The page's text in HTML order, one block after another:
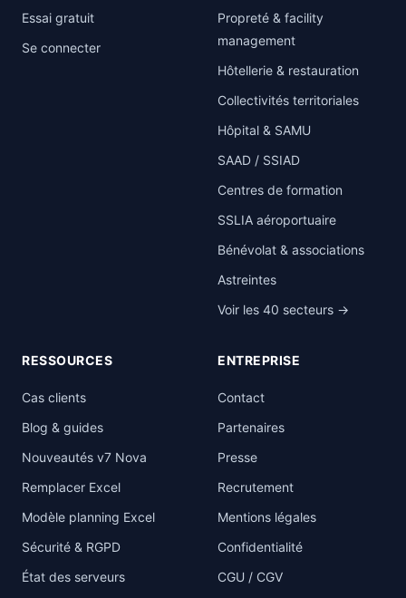
Essai gratuit
Se connecter
Propreté & facility
management
Hôtellerie & restauration
Collectivités territoriales
Hôpital & SAMU
SAAD / SSIAD
Centres de formation
SSLIA aéroportuaire
Bénévolat & associations
Astreintes
Voir les 40 secteurs →
RESSOURCES
Cas clients
Blog & guides
Nouveautés v7 Nova
Remplacer Excel
Modèle planning Excel
Sécurité & RGPD
État des serveurs
ENTREPRISE
Contact
Partenaires
Presse
Recrutement
Mentions légales
Confidentialité
CGU / CGV